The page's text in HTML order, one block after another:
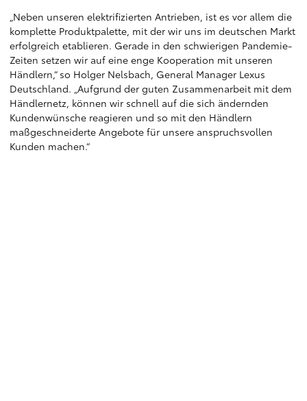
„Neben unseren elektrifizierten Antrieben, ist es vor allem die
komplette Produktpalette, mit der wir uns im deutschen Markt
erfolgreich etablieren. Gerade in den schwierigen Pandemie-
Zeiten setzen wir auf eine enge Kooperation mit unseren
Händlern,“ so Holger Nelsbach, General Manager Lexus
Deutschland. „Aufgrund der guten Zusammenarbeit mit dem
Händlernetz, können wir schnell auf die sich ändernden
Kundenwünsche reagieren und so mit den Händlern
maßgeschneiderte Angebote für unsere anspruchsvollen
Kunden machen.“